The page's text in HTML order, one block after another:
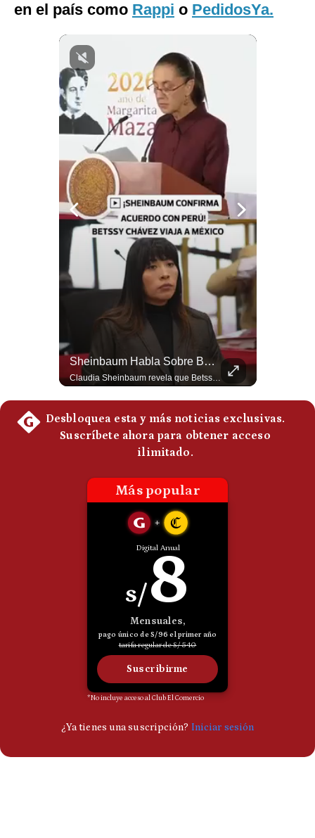
Fotogalerías
gestion.pe
Condiciones
Privacidad
Frecuentes
en el país como Rappi o PedidosYa.
Sheinbaum Habla Sobre Betssy Chávez Y Las Relaciones Con Perú | Gestión Mundo
Claudia Sheinbaum revela que Betssy Chávez, exfuncionaria de Perú, llegará a México como parte de los nuevos acuerdos diplomáticos para restablecer las relaciones entre México y Perú. ¿Qué opinas de este acuerdo entre la Cancillería mexicana y el gobierno peruano? Déjalo en los comentarios. #Sheinbaum #BetssyChavez #MexicoPeru #NoticiasMexico #Politica #Shorts 👉 Suscríbete y activa la campana para no perderte nuestro análisis diario. 🌎 Síguenos en nuestras redes sociales: 📌 Web oficial: https://gestion.pe/mundo/ 📌 LinkedIn: http://bit.ly/3HYIET0 📌 X (Twitter): http://bit.ly/4noZtX9 📌 TikTok: http://bit.ly/4evB6TO